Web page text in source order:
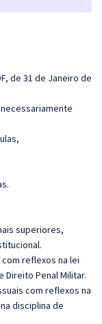
de 31 de Janeiro de
superiores,
reflexos na lei
Direito Penal Militar.
com reflexos na
disciplina de